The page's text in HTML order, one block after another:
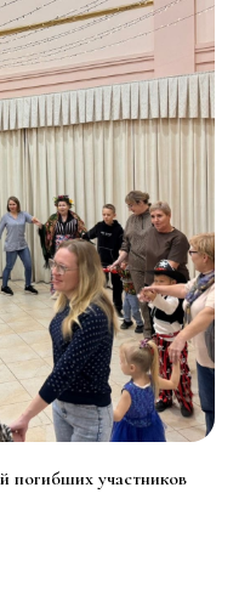
погибших участников